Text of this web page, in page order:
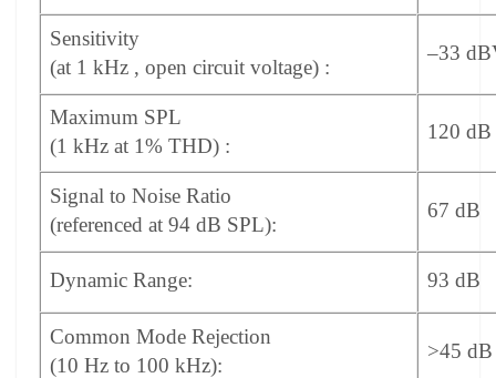
Sensitivity
(at 1 kHz , open circuit voltage) :
–33
Maximum SPL
(1 kHz at 1% THD) :
120
Signal to Noise Ratio
(referenced at 94 dB SPL):
67 dB
Dynamic Range: 93 dB
Common Mode Rejection
(10 Hz to 100 kHz):
>45 dB